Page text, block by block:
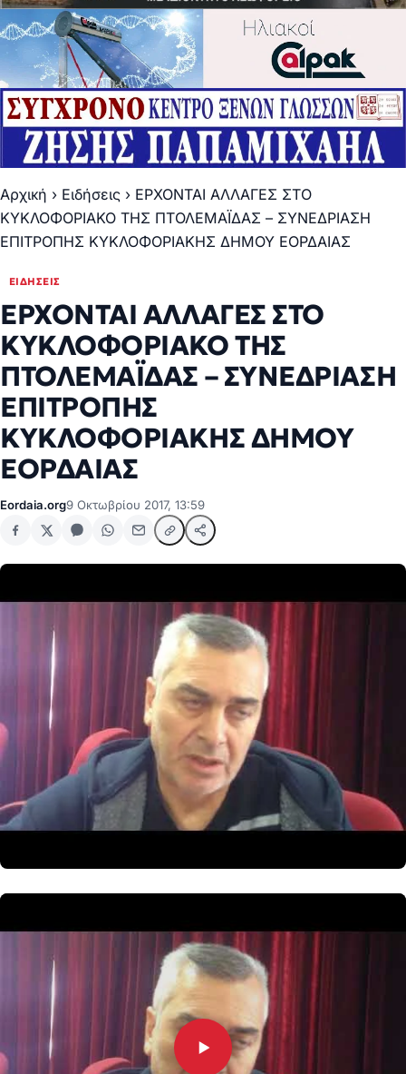
Αρχική › Ειδήσεις › ΕΡΧΟΝΤΑΙ ΑΛΛΑΓΕΣ ΣΤΟ
ΚΥΚΛΟΦΟΡΙΑΚΟ ΤΗΣ ΠΤΟΛΕΜΑΪΔΑΣ – ΣΥΝΕΔΡΙΑΣΗ
ΕΠΙΤΡΟΠΗΣ ΚΥΚΛΟΦΟΡΙΑΚΗΣ ΔΗΜΟΥ ΕΟΡΔΑΙΑΣ
ΕΙΔΉΣΕΙΣ
ΕΡΧΟΝΤΑΙ ΑΛΛΑΓΕΣ ΣΤΟ
ΚΥΚΛΟΦΟΡΙΑΚΟ ΤΗΣ
ΠΤΟΛΕΜΑΪΔΑΣ – ΣΥΝΕΔΡΙΑΣΗ
ΕΠΙΤΡΟΠΗΣ
ΚΥΚΛΟΦΟΡΙΑΚΗΣ ΔΗΜΟΥ
ΕΟΡΔΑΙΑΣ
Eordaia.org9 Οκτωβρίου 2017, 13:59